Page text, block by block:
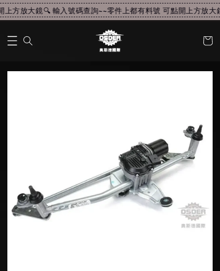
方放大鏡🔍 輸入號碼查詢~~零件上都有料號 可點開上方放大